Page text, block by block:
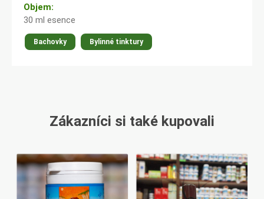
Objem:
30 ml esence
Bachovky Bylinné tinktury
Zákazníci si také kupovali